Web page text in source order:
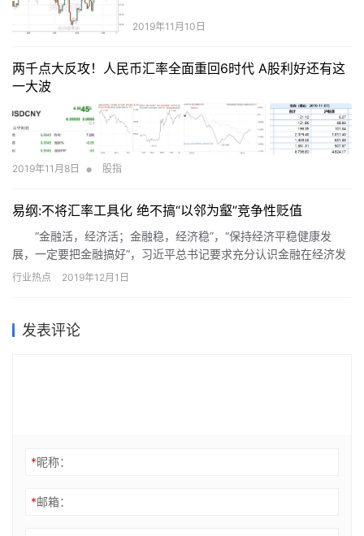
2019年11月10日
两千点大反攻！人民币汇率全面重回6时代 A股利好还有这
一大波
2019年11月8日 • 股指
易纲:不将汇率工具化 绝不搞“以邻为壑”竞争性贬值
“金融活，经济活；金融稳，经济稳”，“保持经济平稳健康发
展，一定要把金融搞好”，习近平总书记要求充分认识金融在经济发
展和社会生活中的重要地位和作用，扎扎实实把金融工作做好。党
应性、竞争力、普惠性的现代金融体系，有效防范化解金融风险”。
行业热点 2019年12月1日
发表评论
*昵称：
*邮箱：